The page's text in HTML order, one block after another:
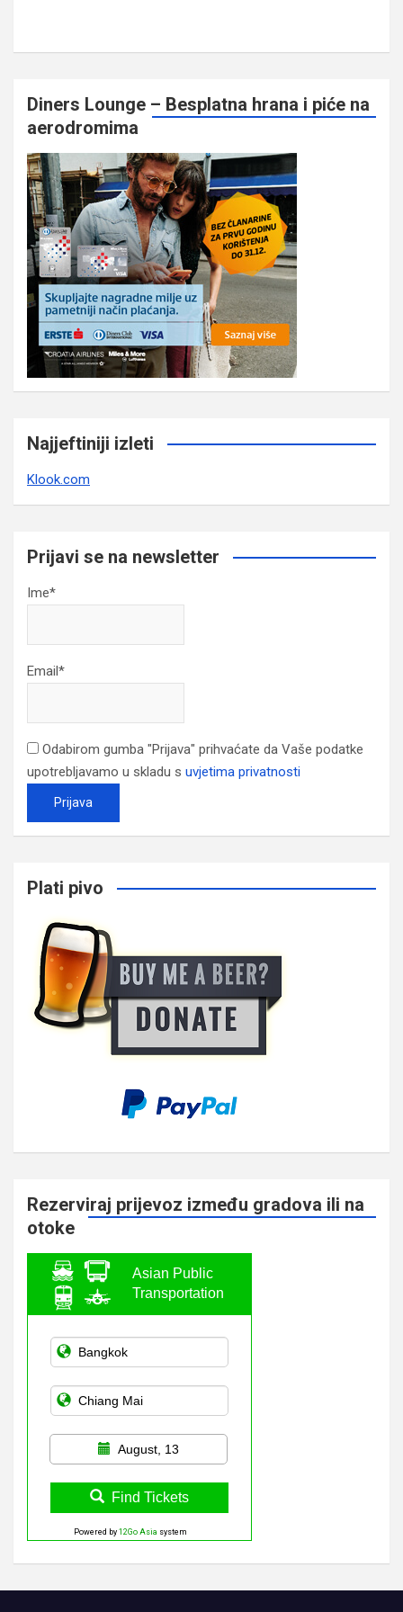
Diners Lounge – Besplatna hrana i piće na
aerodromima
Najjeftiniji izleti
Klook.com
Prijavi se na newsletter
Ime*
Email*
Odabirom gumba "Prijava" prihvaćate da Vaše podatke
upotrebljavamo u skladu s uvjetima privatnosti
Plati pivo
Rezerviraj prijevoz između gradova ili na
otoke
Asian Public
Transportation
August, 13
Find Tickets
Powered by 12Go Asia system